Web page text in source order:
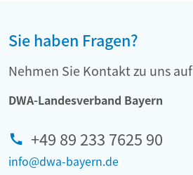
Sie haben Fragen?
Nehmen Sie Kontakt zu uns auf
DWA-Landesverband Bayern
+49 89 233 7625 90
info@dwa-bayern.de